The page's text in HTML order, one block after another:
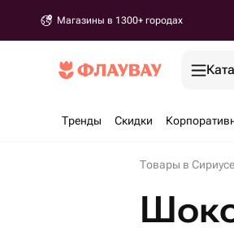
Магазины в 1300+ городах
Тренды Скидки
Товары в Сириусе